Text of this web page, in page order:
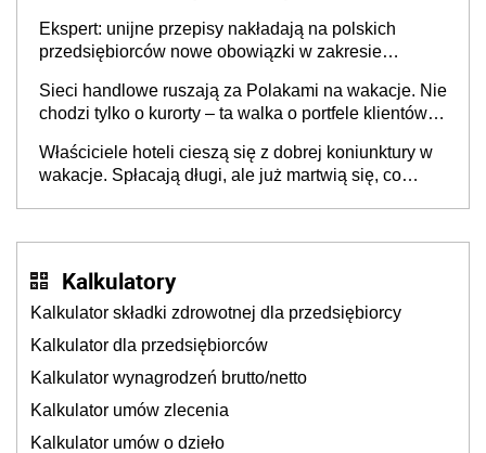
Ekspert: unijne przepisy nakładają na polskich
przedsiębiorców nowe obowiązki w zakresie
Sieci handlowe ruszają za Polakami na wakacje. Nie
chodzi tylko o kurorty – ta walka o portfele klientów
cichu
Właściciele hoteli cieszą się z dobrej koniunktury w
wakacje. Spłacają długi, ale już martwią się, co
Kalkulatory
Kalkulator składki zdrowotnej dla przedsiębiorcy
Kalkulator dla przedsiębiorców
Kalkulator wynagrodzeń brutto/netto
Kalkulator umów zlecenia
Kalkulator umów o dzieło